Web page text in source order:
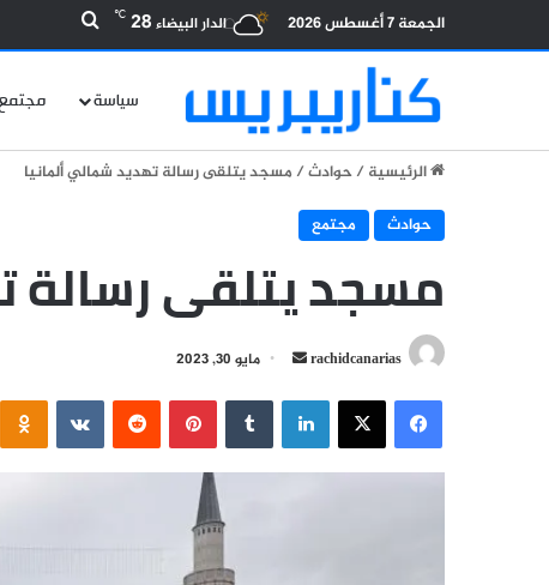
الجمعة 7 أغسطس 2026 الدار البيضاء 28
℃ بحث عن
سياسة مجتمع
الرئيسية/حوادث/مسجد يتلقى رسالة تهديد شمالي ألمانيا
حوادث
مجتمع
مسجد يتلقى رسالة
rachidcanarias
أرسل
إلكترونيا
مايو 30, 2023
فيسبوك‫X لينكدإن بينتيريست